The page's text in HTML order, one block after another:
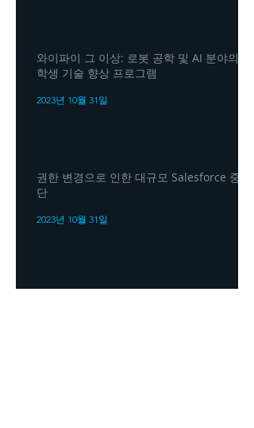
와이파이 그 이상: 로봇 공학 및 AI 분야의
학생 기술 향상 프로그램
2023년 10월 31일
권한 변경으로 인한 대규모 Salesforce 중
단
2023년 10월 31일